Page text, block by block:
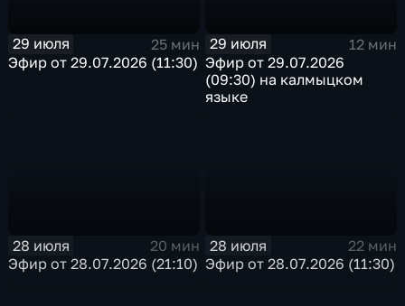
29 июля
25 мин
Эфир от 29.07.2026 (11:30)
29 июля
12 мин
Эфир от 29.07.2026
(09:30) на калмыцком
языке
28 июля
20 мин
Эфир от 28.07.2026 (21:10)
28 июля
22 мин
Эфир от 28.07.2026 (11:30)